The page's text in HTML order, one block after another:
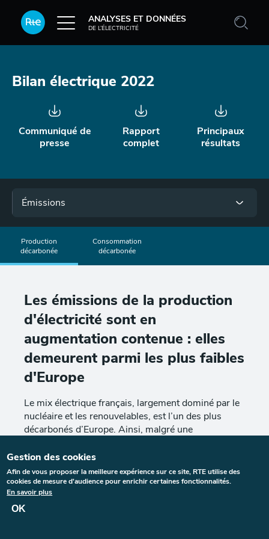
ANALYSES ET DONNÉES
DE L’ÉLECTRICITÉ
Bilan électrique 2022
Communiqué de
presse
Rapport
complet
Principaux
résultats
Menu
Émissions
Production
décarbonée
Consommation
décarbonée
Émissions
Les émissions de la production
d'électricité sont en
augmentation contenue : elles
demeurent parmi les plus faibles
d'Europe
Le mix électrique français, largement dominé par le
nucléaire et les renouvelables, est l’un des plus
décarbonés d’Europe. Ainsi, malgré une
relativement élevée en comparaison avec celle des
pays voisins , les émissions pour la production
d’électricité représentent autour de 5 % des
émissions territoriales en France
niveau de l’Union européenne
Gestion des cookies
Afin de vous proposer la meilleure expérience sur ce site, RTE utilise des
cookies de mesure d'audience pour enrichir certaines fonctionnalités.
En savoir plus
OK